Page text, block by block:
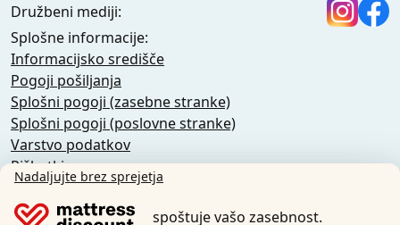
Družbeni mediji:
Splošne informacije:
Informacijsko središče
Pogoji pošiljanja
Splošni pogoji (zasebne stranke)
Splošni pogoji (poslovne stranke)
Varstvo podatkov
Piškotki
Pravilnik o odpovedi
Odtis
Nadaljujte brez sprejetja
spoštuje vašo zasebnost.